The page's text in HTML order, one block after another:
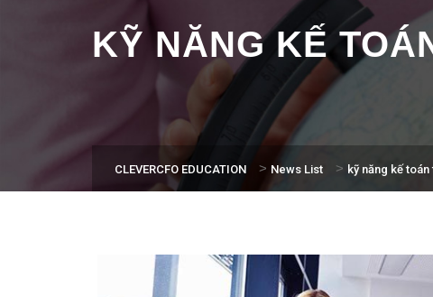
KỸ NĂNG KẾ
CLEVERCFO EDUCATION > News List > kỹ năng kế